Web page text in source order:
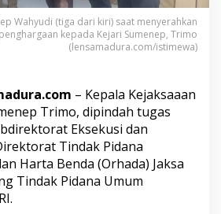
Wahyudi (tiga dari kiri) saat menyerahkan
kepada Kejari Sumenep, Trimo
(lensamadura.com/istimewa)
– Kepala Kejaksaaan
Trimo, dipindah tugas
Eksekusi dan
Tindak Pidana
Harta Benda (Orhada) Jaksa
Tindak Pidana Umum